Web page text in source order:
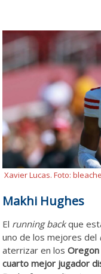
Xavier Lucas. Foto:
Makhi Hughes
El running backque
uno de los mejores del
aterrizar en losOregon
cuarto mejor jugador